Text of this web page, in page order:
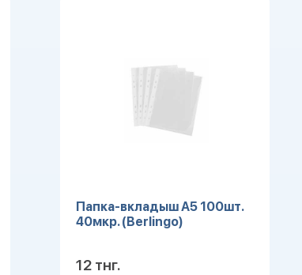
Папка-вкладыш А5 100шт.
40мкр. (Berlingo)
12 тнг.